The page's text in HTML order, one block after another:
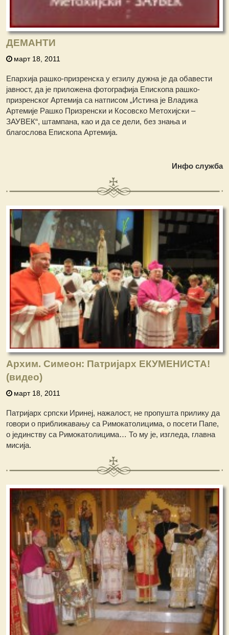
ДЕМАНТИ
март 18, 2011
Епархија рашко-призренска у егзилу дужна је да обавести
јавност, да је приложена фотографија Епископа рашко-
призренског Артемија са натписом „Истина је Владика
Артемије Рашко Призренски и Косовско Метохијски –
ЗАУВЕК“, штампана, као и да се дели, без знања и
благослова Епископа Артемија.
Инфо служба
Архим. Симеон: Патријарх ЕКУМЕНИСТА!
(видео)
март 18, 2011
Патријарх српски Иринеј, нажалост, не пропушта прилику да
говори о приближавању са Римокатолицима, о посети Папе,
о јединству са Римокатолицима… То му је, изгледа, главна
мисија.